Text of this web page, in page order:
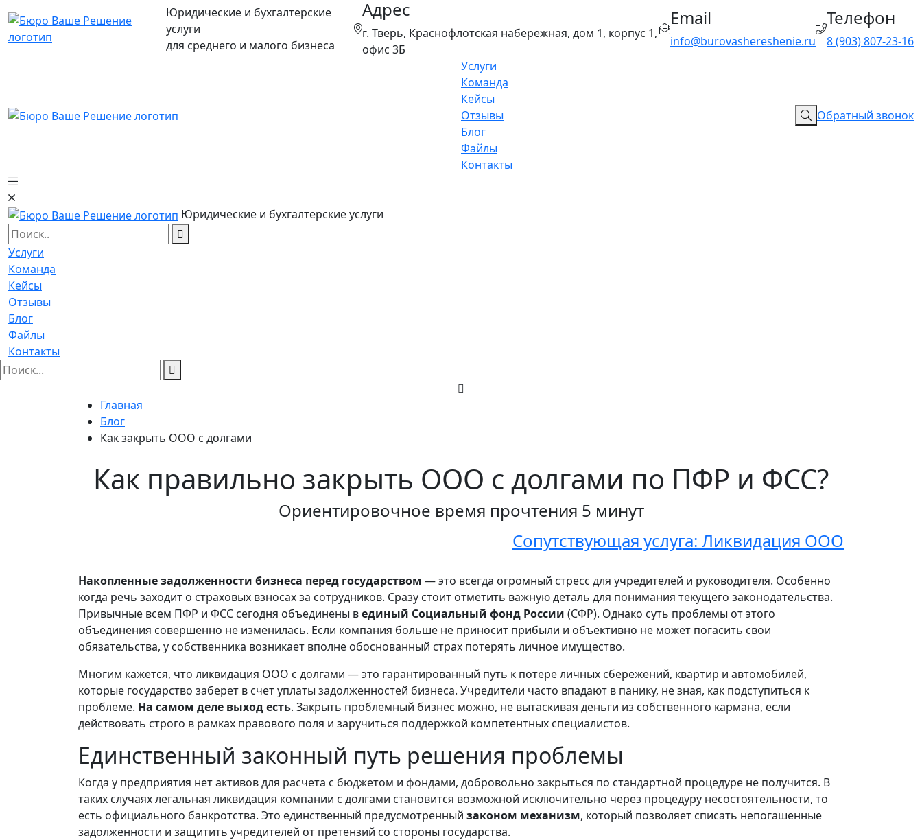
Юридические и бухгалтерские
услуги
для среднего и малого бизнеса
Адрес
г. Тверь, Краснофлотская набережная, дом 1, корпус 1,
офис 3Б
Email
info@burovashereshenie.ru
Телефон
8 (903) 807‑23‑16
Услуги
Команда
Кейсы
Отзывы
Блог
Файлы
Контакты
Обратный звонок
Юридические и бухгалтерские услуги
Услуги
Команда
Кейсы
Отзывы
Блог
Файлы
Контакты
Главная
Блог
Как закрыть ООО с долгами
Как правильно закрыть ООО с долгами по ПФР и ФСС?
Ориентировочное время прочтения 5 минут
Сопутствующая услуга: Ликвидация ООО
Накопленные задолженности бизнеса перед государством — это всегда огромный стресс для учредителей и руководителя. Особенно
когда речь заходит о страховых взносах за сотрудников. Сразу стоит отметить важную деталь для понимания текущего законодательства.
Привычные всем ПФР и ФСС сегодня объединены вединый Социальный фонд России (СФР). Однако суть проблемы от этого
объединения совершенно не изменилась. Если компания больше не приносит прибыли и объективно не может погасить свои
обязательства, у собственника возникает вполне обоснованный страх потерять личное имущество.
Многим кажется, что ликвидация ООО с долгами — это гарантированный путь к потере личных сбережений, квартир и автомобилей,
которые государство заберет в счет уплаты задолженностей бизнеса. Учредители часто впадают в панику, не зная, как подступиться к
проблеме. На самом деле выход есть. Закрыть проблемный бизнес можно, не вытаскивая деньги из собственного кармана, если
действовать строго в рамках правового поля и заручиться поддержкой компетентных специалистов.
Единственный законный путь решения проблемы
Когда у предприятия нет активов для расчета с бюджетом и фондами, добровольно закрыться по стандартной процедуре не получится. В
таких случаях легальная ликвидация компании с долгами становится возможной исключительно через процедуру несостоятельности, то
есть официального банкротства. Это единственный предусмотренный законом механизм, который позволяет списать непогашенные
задолженности и защитить учредителей от претензий со стороны государства.